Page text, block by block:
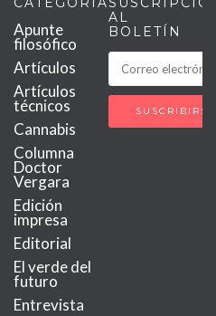
Apunte
filosófico
Artículos
Artículos
técnicos
Cannabis
Columna
Doctor
Vergara
Edición
impresa
Editorial
El verde del
futuro
Entrevista
AL
BOLETÍN